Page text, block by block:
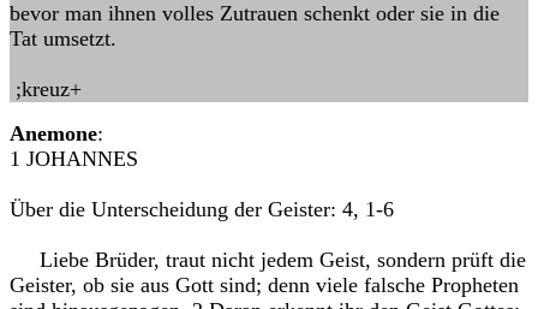
bevor man ihnen volles Zutrauen schenkt oder sie in die
Tat umsetzt.
;kreuz+
Anemone:
1 JOHANNES
Über die Unterscheidung der Geister: 4, 1-6
Liebe Brüder, traut nicht jedem Geist, sondern prüft die
Geister, ob sie aus Gott sind; denn viele falsche Propheten